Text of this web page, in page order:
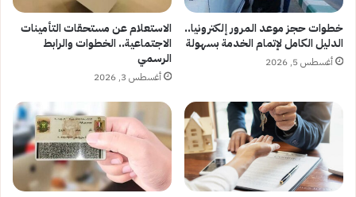
خطوات حجز موعد المرور إلكترونيا..
الدليل الكامل لإتمام الخدمة بسهولة
أغسطس 5, 2026
الاستعلام عن مستحقات التأمينات
الاجتماعية.. الخطوات والرابط
الرسمي
أغسطس 3, 2026